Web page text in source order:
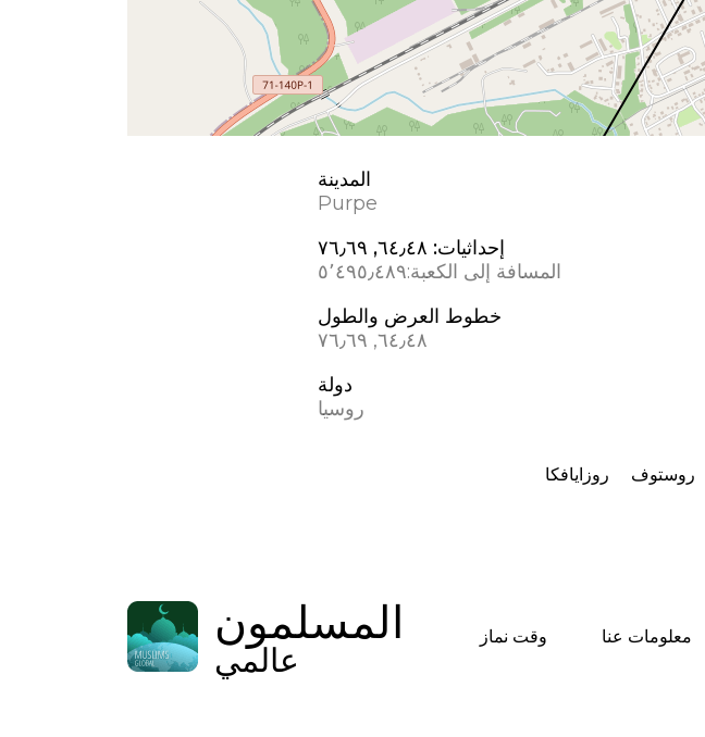
المدينة
Purpe
إحداثيات: ٦٤٫٤٨, ٧٦٫٦٩
المسافة إلى الكعبة:٥٬٤٩٥٫٤٨٩
خطوط العرض والطول
٦٤٫٤٨, ٧٦٫٦٩
دولة
روسيا
روزايافكا روستوف
المسلمون
عالمي وقت نماز معلومات عنا